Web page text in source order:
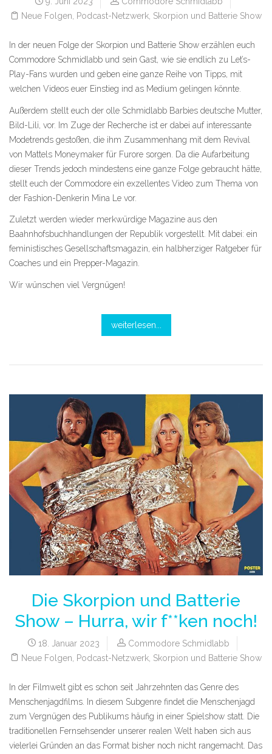
Neue Folgen
Podcast-Netzwerk Skorpion und Batterie Show
In der neuen Folge der Skorpion und Batterie Show erzählen euch
Commodore Schmidlabb und sein Gast, wie sie endlich zu Let’s-
Play-Fans wurden und geben eine ganze Reihe von Tipps, mit
welchen Videos euer Einstieg ind as Medium gelingen könnte.
Außerdem stellt euch der olle Schmidlabb Barbies deutsche Mutter,
Bild-Lili, vor. Im Zuge der Recherche ist er dabei auf interessante
Modetrends gestoßen, die ihm Zusammenhang mit dem Revival
von Mattels Moneymaker für Furore sorgen. Da die Aufarbeitung
dieser Trends jedoch mindestens eine ganze Folge gebraucht hätte,
stellt euch der Commodore ein exzellentes Video zum Thema von
der Fashion-Denkerin Mina Le vor.
Zuletzt werden wieder merkwürdige Magazine aus den
Baahnhofsbuchhandlungen der Republik vorgestellt. Mit dabei: ein
feministisches Gesellschaftsmagazin, ein halbherziger Ratgeber für
Coaches und ein Prepper-Magazin.
Wir wünschen viel Vergnügen!
weiterlesen...
Die Skorpion und Batterie
Show – Hurra, wir f**ken noch!
18. Januar 2023
Commodore Schmidlabb
Neue Folgen
Podcast-Netzwerk Skorpion und Batterie Show
In der Filmwelt gibt es schon seit Jahrzehnten das Genre des
Menschenjagdfilms. In diesem Subgenre findet die Menschenjagd
zum Vergnügen des Publikums häufig in einer Spielshow statt. Die
traditionellen Fernsehsender unserer realen Welt haben sich aus
vielerlei Gründen an das Format bisher noch nicht rangemacht. Das